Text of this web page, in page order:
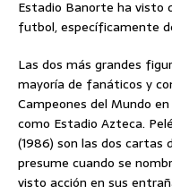
Estadio Banorte ha visto
futbol, específicamente
Las dos más grandes
mayoría de fanáticos y
Campeones del Mundo
como Estadio Azteca.
(1986) son las dos cartas
presume cuando se
visto acción en sus